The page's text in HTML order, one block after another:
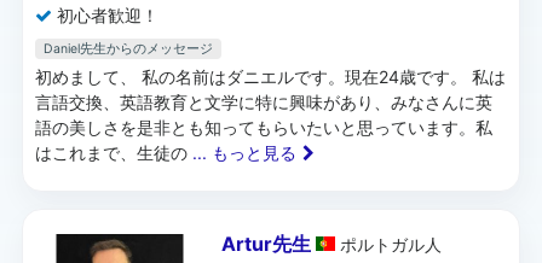
初心者歓迎！
Daniel先生からのメッセージ
初めまして、 私の名前はダニエルです。現在24歳です。 私は
言語交換、英語教育と文学に特に興味があり、みなさんに英
語の美しさを是非とも知ってもらいたいと思っています。私
はこれまで、生徒の ... もっと見る
Artur先生 ポルトガル人